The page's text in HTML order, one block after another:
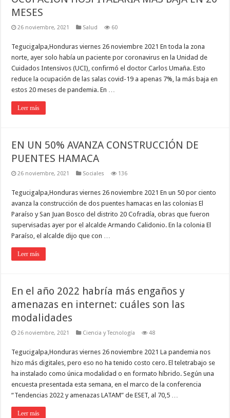
MESES
26 noviembre, 2021 Salud 60
Tegucigalpa,Honduras viernes 26 noviembre 2021 En toda la zona
norte, ayer solo había un paciente por coronavirus en la Unidad de
Cuidados Intensivos (UCI), confirmó el doctor Carlos Umaña. Esto
reduce la ocupación de las salas covid-19 a apenas 7%, la más baja en
estos 20 meses de pandemia. En …
Leer más
EN UN 50% AVANZA CONSTRUCCIÓN DE
PUENTES HAMACA
26 noviembre, 2021 Sociales 136
Tegucigalpa,Honduras viernes 26 noviembre 2021 En un 50 por ciento
avanza la construcción de dos puentes hamacas en las colonias El
Paraíso y San Juan Bosco del distrito 20 Cofradía, obras que fueron
supervisadas ayer por el alcalde Armando Calidonio. En la colonia El
Paraíso, el alcalde dijo que con …
Leer más
En el año 2022 habría más engaños y
amenazas en internet: cuáles son las
modalidades
26 noviembre, 2021 Ciencia y Tecnología 48
Tegucigalpa,Honduras viernes 26 noviembre 2021 La pandemia nos
hizo más digitales, pero eso no ha tenido costo cero. El teletrabajo se
ha instalado como única modalidad o en formato híbrido. Según una
encuesta presentada esta semana, en el marco de la conferencia
“Tendencias 2022 y amenazas LATAM” de ESET, al 70,5 …
Leer más